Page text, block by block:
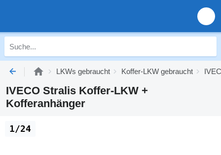
LKWs gebraucht Koffer-LKW gebraucht
IVECO Stralis Koffer-LKW +
Kofferanhänger
1/24